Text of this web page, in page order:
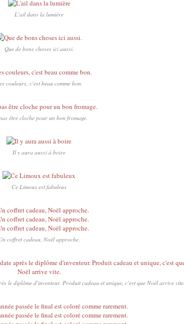
L'ail dans la lumière
Que de bons choses ici aussi.
couleurs, c'est beau comme bon.
être cloche pour un bon fromage.
Il y aura aussi à boire
Ce Limoux est fabuleux
coffret cadeau, Noël approche.
le diplôme d'inventeur. Produit cadeau et unique, c'est que Noël arrive vite.